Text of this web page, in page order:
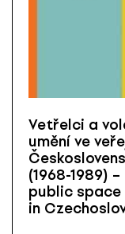
Vetřelci a
umění ve
(1968-1989)
public
in